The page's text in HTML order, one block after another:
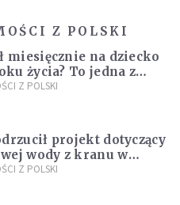
Z POLSKI
miesięcznie na dziecko
życia? To jedna z
programu "Rozwój
Z POLSKI
projekt dotyczący
wody z kranu w
Z POLSKI